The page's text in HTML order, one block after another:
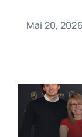
Mai 20, 2026